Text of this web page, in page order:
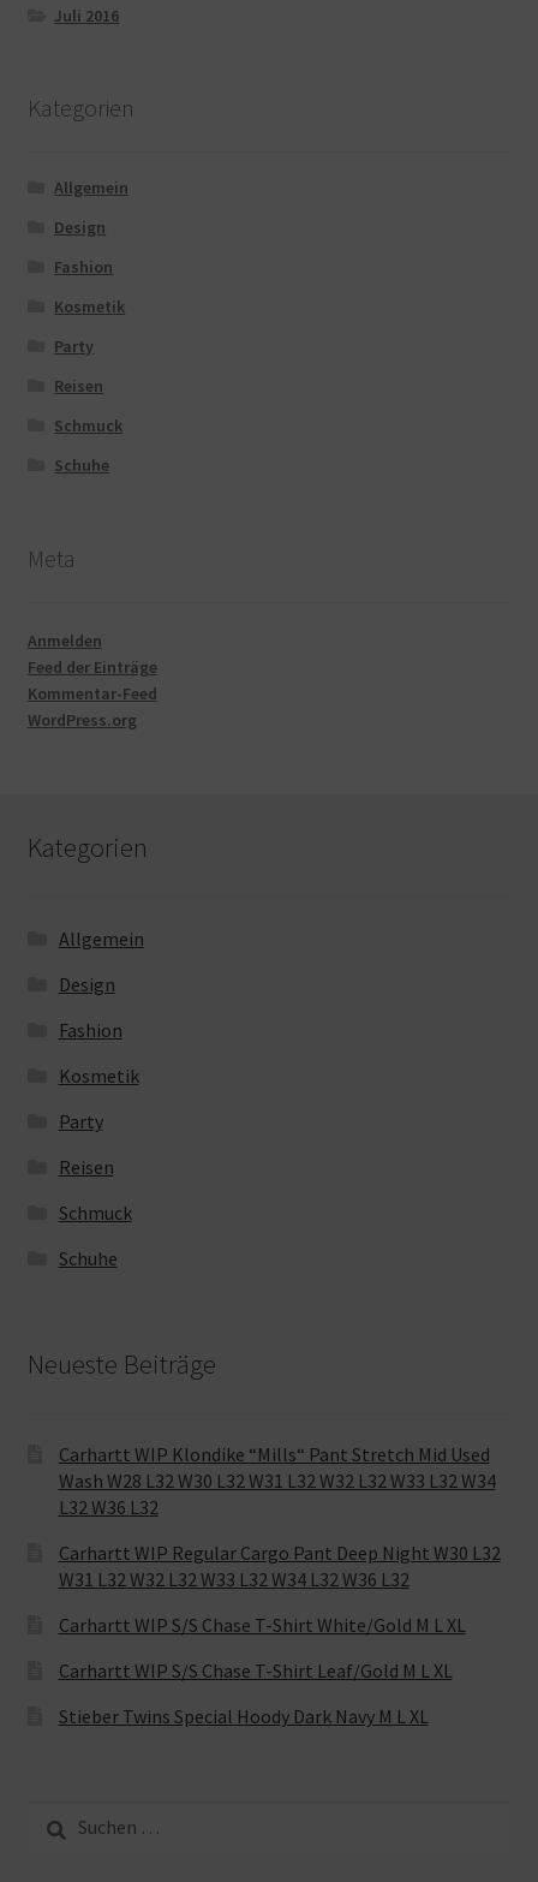
Juli 2016
Kategorien
Allgemein
Design
Fashion
Kosmetik
Party
Reisen
Schmuck
Schuhe
Meta
Anmelden
Feed der Einträge
Kommentar-Feed
WordPress.org
Kategorien
Allgemein
Design
Fashion
Kosmetik
Party
Reisen
Schmuck
Schuhe
Neueste Beiträge
Carhartt WIP Klondike “Mills“ Pant Stretch Mid Used
Wash W28 L32 W30 L32 W31 L32 W32 L32 W33 L32 W34
L32 W36 L32
Carhartt WIP Regular Cargo Pant Deep Night W30 L32
W31 L32 W32 L32 W33 L32 W34 L32 W36 L32
Carhartt WIP S/S Chase T-Shirt White/Gold M L XL
Carhartt WIP S/S Chase T-Shirt Leaf/Gold M L XL
Stieber Twins Special Hoody Dark Navy M L XL
nach: